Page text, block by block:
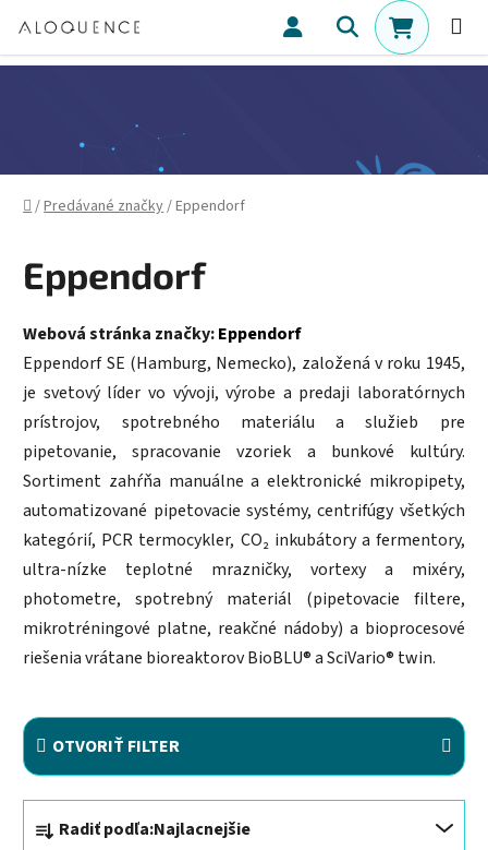
Hľadať
Domov
/Predávané značky/Eppendorf
Eppendorf
Webová stránka značky:Eppendorf
Eppendorf SE (Hamburg, Nemecko), založená v roku 1945,
je svetový líder vo vývoji, výrobe a predaji laboratórnych
prístrojov, spotrebného materiálu a služieb pre
pipetovanie, spracovanie vzoriek a bunkové kultúry.
Sortiment zahŕňa manuálne a elektronické mikropipety,
automatizované pipetovacie systémy, centrifúgy všetkých
kategórií, PCR termocykler, CO₂ inkubátory a fermentory,
ultra-nízke teplotné mrazničky, vortexy a mixéry,
photometre, spotrebný materiál (pipetovacie filtere,
mikrotréningové platne, reakčné nádoby) a bioprocesové
riešenia vrátane bioreaktorov BioBLU® a SciVario® twin.
OTVORIŤ FILTER
Radenie produktov
Radiť podľa:Najlacnejšie